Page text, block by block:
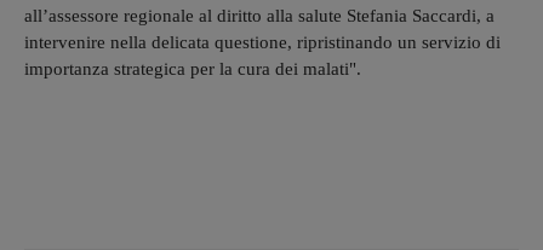
all’assessore regionale al diritto alla salute Stefania Saccardi, a
intervenire nella delicata questione, ripristinando un servizio di
importanza strategica per la cura dei malati".